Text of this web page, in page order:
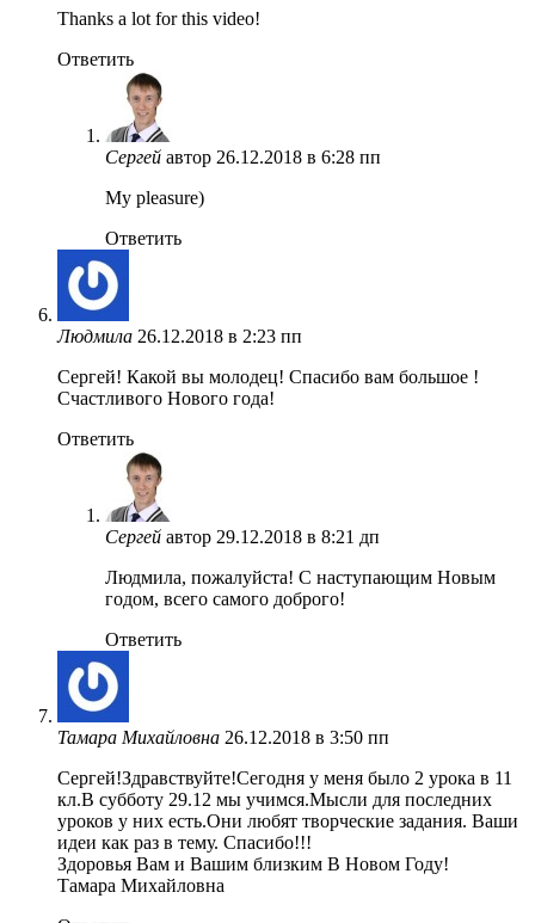
Thanks a lot for this video!
Ответить
Сергей автор 26.12.2018 в 6:28 пп
My pleasure)
Ответить
Людмила 26.12.2018 в 2:23 пп
Сергей! Какой вы молодец! Спасибо вам большое !
Счастливого Нового года!
Ответить
Сергей автор 29.12.2018 в 8:21 дп
Людмила, пожалуйста! С наступающим Новым
годом, всего самого доброго!
Ответить
Тамара Михайловна 26.12.2018 в 3:50 пп
Сергей!Здравствуйте!Сегодня у меня было 2 урока в 11
кл.В субботу 29.12 мы учимся.Мысли для последних
уроков у них есть.Они любят творческие задания. Ваши
идеи как раз в тему. Спасибо!!!
Здоровья Вам и Вашим близким В Новом Году!
Тамара Михайловна